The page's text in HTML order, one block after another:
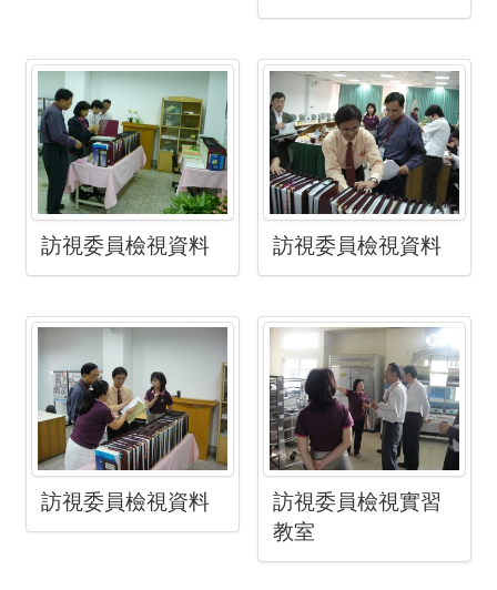
訪視委員檢視資料 訪視委員檢視資料
訪視委員檢視資料
訪視委員檢視實習
教室